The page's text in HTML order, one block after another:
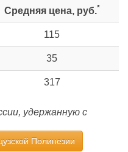
Средняя цена, руб.*
115
35
317
удержанную с
Полинезии